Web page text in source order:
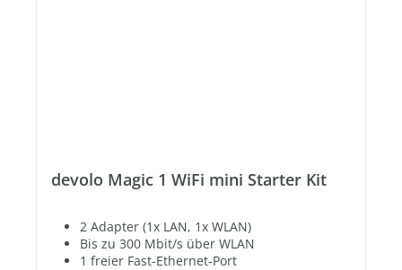
devolo Magic 1 WiFi mini Starter Kit
2 Adapter (1x LAN, 1x WLAN)
Bis zu 300 Mbit/s über WLAN
1 freier Fast-Ethernet-Port